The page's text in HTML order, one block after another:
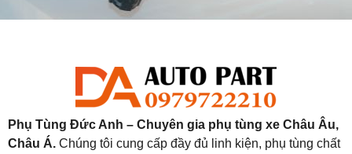
Phụ Tùng Đức Anh – Chuyên gia phụ tùng xe Châu Âu,
Châu Á. Chúng tôi cung cấp đầy đủ linh kiện, phụ tùng chất